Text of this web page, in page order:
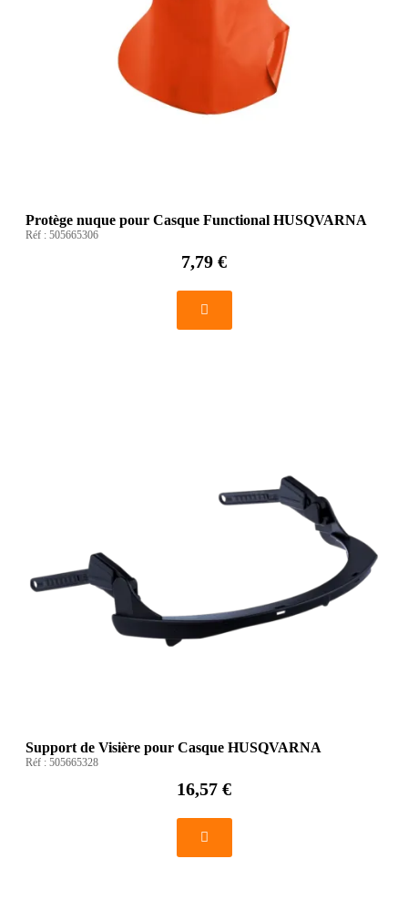
Protège nuque pour Casque Functional HUSQVARNA
Réf : 505665306
7,79 €
Support de Visière pour Casque HUSQVARNA
Réf : 505665328
16,57 €